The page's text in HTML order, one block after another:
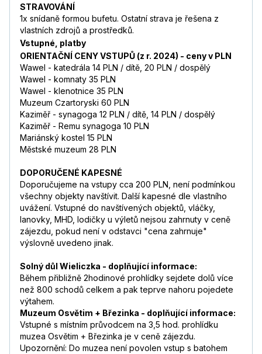
STRAVOVÁNÍ
1x snídaně formou bufetu. Ostatní strava je řešena z
vlastních zdrojů a prostředků.
Vstupné, platby
ORIENTAČNÍ CENY VSTUPŮ (z r. 2024) - ceny v PLN
Wawel - katedrála 14 PLN / dítě, 20 PLN / dospělý
Wawel - komnaty 35 PLN
Wawel - klenotnice 35 PLN
Muzeum Czartoryski 60 PLN
Kaziměř - synagoga 12 PLN / dítě, 14 PLN / dospělý
Kaziměř - Remu synagoga 10 PLN
Mariánský kostel 15 PLN
Městské muzeum 28 PLN
DOPORUČENÉ KAPESNÉ
Doporučujeme na vstupy cca 200 PLN, není podmínkou
všechny objekty navštívit. Další kapesné dle vlastního
uvážení. Vstupné do navštívených objektů, vláčky,
lanovky, MHD, lodičky u výletů nejsou zahrnuty v ceně
zájezdu, pokud není v odstavci "cena zahrnuje"
výslovně uvedeno jinak.
Solný důl Wieliczka - doplňující informace:
Během přibližně 2hodinové prohlídky sejdete dolů více
než 800 schodů celkem a pak teprve nahoru pojedete
výtahem.
Muzeum Osvětim + Březinka - doplňující informace:
Vstupné s místním průvodcem na 3,5 hod. prohlídku
muzea Osvětim + Březinka je v ceně zájezdu.
Upozornění: Do muzea není povolen vstup s batohem